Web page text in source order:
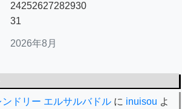
2026年8月
24252627282930
31
ドリー エルサルバドル に inuisou よ